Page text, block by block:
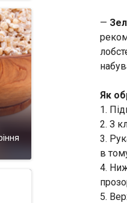
—
Як
1.
2. З
3.
в
4.
5.